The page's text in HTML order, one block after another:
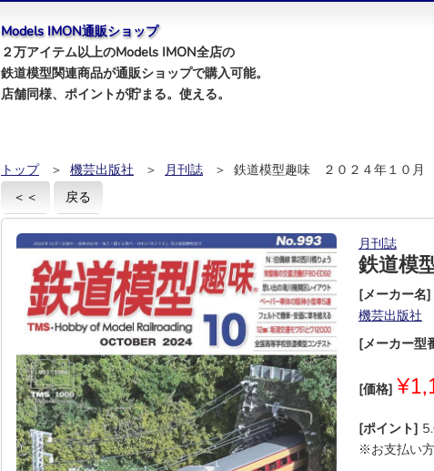
Models IMON通販ショップ
２万アイテム以上のModels IMON全店の
鉄道模型関連商品が通販ショップで購入可能。
店舗同様、ポイントが貯まる。使える。
トップ ＞ 機芸出版社 ＞ 月刊誌
＞ 鉄道模型趣味 ２０２４年１０月
＜＜
戻る
月刊誌
鉄道模
[メーカー名]
機芸出版社
[メーカー型
[価格]
[ポイント]
※お支払い